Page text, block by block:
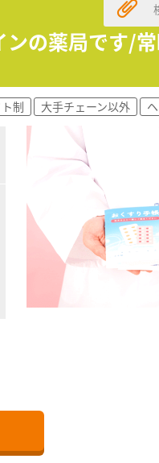
ンの薬局です/
制 大手チェーン以外